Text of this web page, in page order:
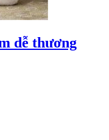
dễ thương